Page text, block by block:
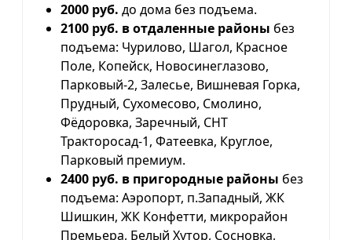
2000 руб. до дома без подъема.
2100 руб. в отдаленные районы без
подъема: Чурилово, Шагол, Красное
Поле, Копейск, Новосинеглазово,
Парковый-2, Залесье, Вишневая Горка,
Прудный, Сухомесово, Смолино,
Фёдоровка, Заречный, СНТ
Тракторосад-1, Фатеевка, Круглое,
Парковый премиум.
2400 руб. в пригородные районы без
подъема: Аэропорт, п.Западный, ЖК
Шишкин, ЖК Конфетти, микрорайон
Премьера, Белый Хутор, Сосновка,